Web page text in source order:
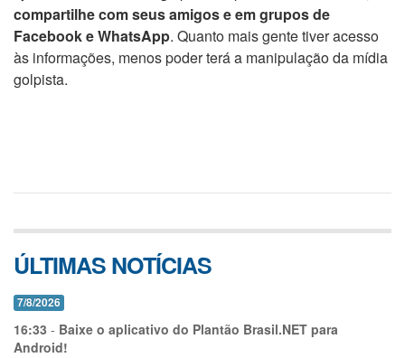
compartilhe com seus amigos e em grupos de
Facebook e WhatsApp. Quanto mais gente tiver acesso
às informações, menos poder terá a manipulação da mídia
golpista.
ÚLTIMAS NOTÍCIAS
7/8/2026
16:33 - Baixe o aplicativo do Plantão Brasil.NET para
Android!